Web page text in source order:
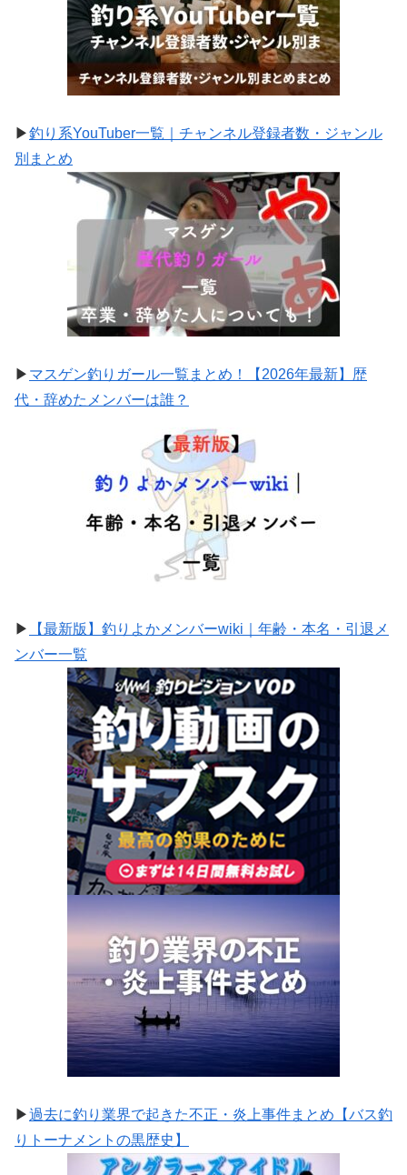
▶釣り系YouTuber一覧｜チャンネル登録者数・ジャンル
別まとめ
▶ マスゲン釣りガール一覧まとめ！【2026年最新】歴
代・辞めたメンバーは誰？
▶
【最新版】釣りよかメンバーwiki｜年齢・本名・引退メ
ンバー一覧
▶過去に釣り業界で起きた不正・炎上事件まとめ【バス釣
りトーナメントの黒歴史】